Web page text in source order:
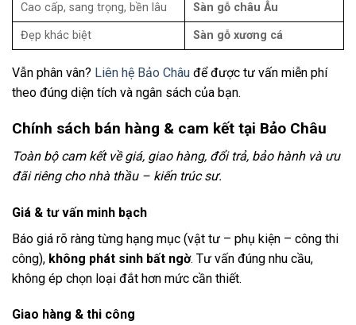
Cao cấp, sang trọng, bền lâu Sàn gỗ châu Âu
Đẹp khác biệt Sàn gỗ xương cá
Vẫn phân vân? Liên hệ Bảo Châu để được tư vấn miễn phí
theo đúng diện tích và ngân sách của bạn.
Chính sách bán hàng & cam kết tại Bảo Châu
Toàn bộ cam kết về giá, giao hàng, đổi trả, bảo hành và ưu
đãi riêng cho nhà thầu – kiến trúc sư.
Giá & tư vấn minh bạch
Báo giá rõ ràng từng hạng mục (vật tư – phụ kiện – công thi
công), không phát sinh bất ngờ. Tư vấn đúng nhu cầu,
không ép chọn loại đắt hơn mức cần thiết.
Giao hàng & thi công